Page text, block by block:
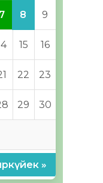
7 8 9
15 16
22 23
29 30
»